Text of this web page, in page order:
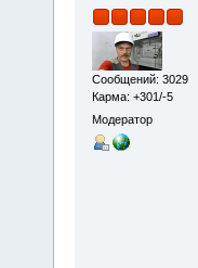
Сообщений: 3029
Карма: +301/-5
Модератор